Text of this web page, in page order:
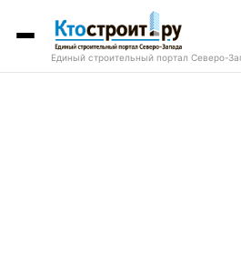
Единый строительный портал Северо-